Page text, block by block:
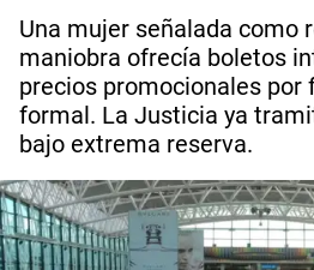
Una mujer señalada como
maniobra ofrecía boletos
precios promocionales por
formal. La Justicia ya
bajo extrema reserva.